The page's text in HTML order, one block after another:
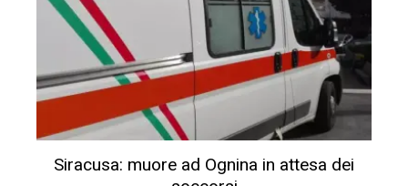
Siracusa: muore ad Ognina in attesa dei